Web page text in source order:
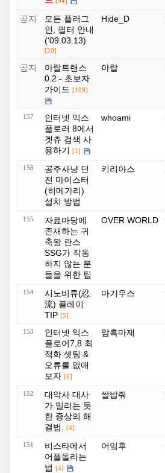
공지
모든 플러그
인, 필터 안내
('09.03.13)
[20]
Hide_D
공지
아랄트랜스
0.2 - 초보자
가이드 [109]
아랄
157
인터넷 익스
플로러 8에서
겟츄 검색 사
용하기 [1]
whoami
156
공주사냥 던
전 마이스터
(히메가리)
설치 방법
키리아스
155
자료마당에
존재하는 귀
축왕 란스
SSG가 작동
하지 않는 분
들을 위한 팁
OVER WORLD
154
시노비류(忍
流) 플레이
TIP [5]
마기우스
153
인터넷 익스
플로어7,8 최
적화 셋팅 &
오류를 없애
보자 [6]
암흑마제
152
대악사 대사
가 밀리는 듯
한 증상의 해
결법.
[4]
쌀밥줘
151
비스타에서
어플돌리는
법 [4]
어잌후